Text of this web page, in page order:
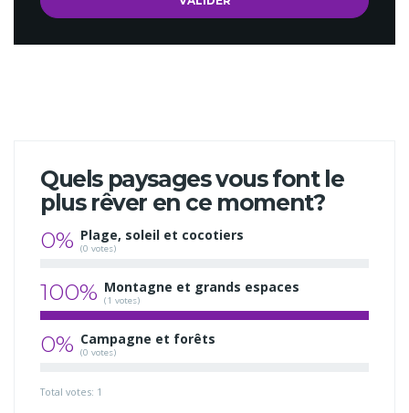
Quels paysages vous font le
plus rêver en ce moment?
0% Plage, soleil et cocotiers
(0 votes)
100% Montagne et grands espaces
(1 votes)
0% Campagne et forêts
(0 votes)
Total votes: 1